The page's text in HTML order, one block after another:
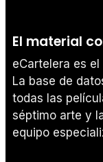
El material
eCartelera es
La base de
todas las
séptimo arte y
equipo